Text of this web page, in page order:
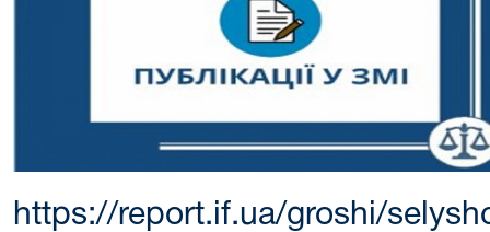
https://report.if.ua/groshi/